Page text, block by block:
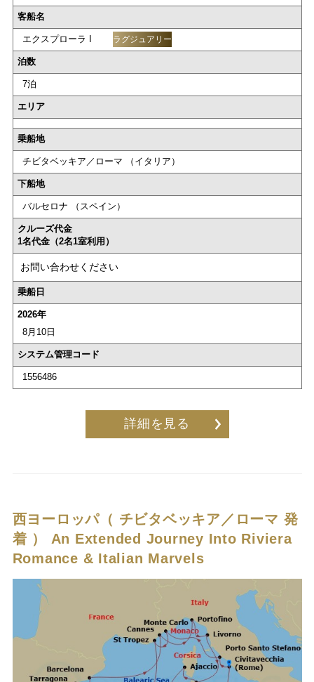
客船名
エクスプローラ I ラグジュアリー
泊数
7泊
エリア
乗船地
チビタベッキア／ローマ （イタリア）
下船地
バルセロナ （スペイン）
クルーズ代金
1名代金（2名1室利用）
お問い合わせください
乗船日
2026年
8月10日
システム管理コード
1556486
詳細を見る
西ヨーロッパ（ チビタベッキア／ローマ 発
着 ） An Extended Journey Into Riviera
Romance & Italian Marvels